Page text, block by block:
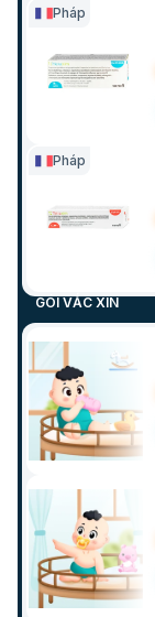
Pháp
Pháp
GÓI VẮC XIN